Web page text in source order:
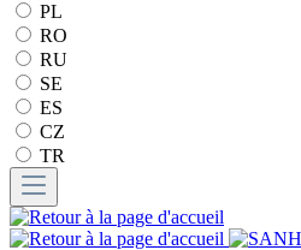
PL
RO
RU
SE
ES
CZ
TR